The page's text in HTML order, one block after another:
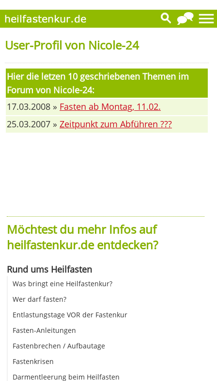
User-Profil von Nicole-24
Hier die letzen 10 geschriebenen Themen im
Forum von Nicole-24:
17.03.2008 » Fasten ab Montag, 11.02.
25.03.2007 » Zeitpunkt zum Abführen ???
Möchtest du mehr Infos auf
heilfastenkur.de entdecken?
Rund ums Heilfasten
Was bringt eine Heilfastenkur?
Wer darf fasten?
Entlastungstage VOR der Fastenkur
Fasten-Anleitungen
Fastenbrechen / Aufbautage
Fastenkrisen
Darmentleerung beim Heilfasten